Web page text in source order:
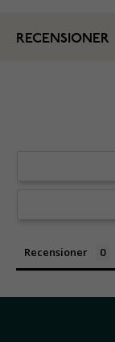
RECENSIONER
Recensioner